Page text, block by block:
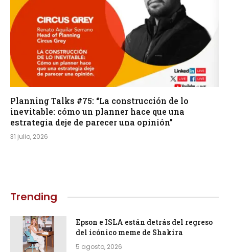
Planning Talks #75: “La construcción de lo
inevitable: cómo un planner hace que una
estrategia deje de parecer una opinión”
31 julio, 2026
Trending
Epson e ISLA están detrás del regreso
del icónico meme de Shakira
5 agosto, 2026